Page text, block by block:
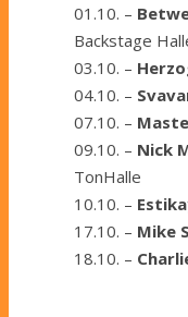
01.10. –
Backstage
03.10. –
04.10. –
07.10. –
09.10. – Nick
TonHalle
10.10. –
17.10. – Mike
18.10. –